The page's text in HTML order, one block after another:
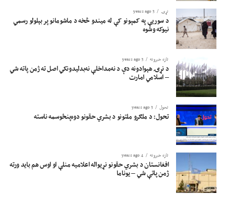
نړۍ 3 years ago
د سوریې په کمپونو کې له میندو څخه د ماشومانو پر بېلولو رسمي
نیوکه وشوه
تازه خبرونه 3 years ago
د نړۍ هېوادونه دې د نه‌مداخلې نه‌بدلیدونکي اصل ته ژمن پاته شي
– اسلامي امارت
تحول 3 years ago
تحول: د ملګرو ملتونو د بشري حقونو دوه‌پنځوسمه ناسته
تازه خبرونه 4 years ago
افغانستان د بشري حقونو نړیواله اعلامیه منلې او اوس هم باید ورته
ژمن پاتې شي – یوناما